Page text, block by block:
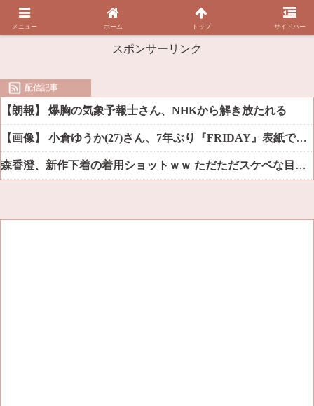
スポンサーリンク
配信記事
【朗報】 爆胸の気象予報士さん、NHKから解き放たれる
【画像】 小倉ゆうか(27)さん、7年ぶり『FRIDAY』表紙で神ボディ大解放
森香澄、新作下着の着用ショットｗｗ ただただスケベな目でしか見れんだろ！！
メニュー ホーム トップ サイドバー